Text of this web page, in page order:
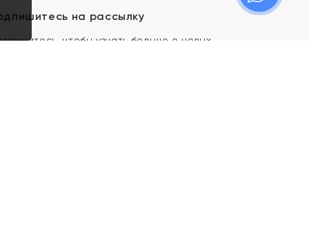
на рассылку
чтобы узнать больше о новых